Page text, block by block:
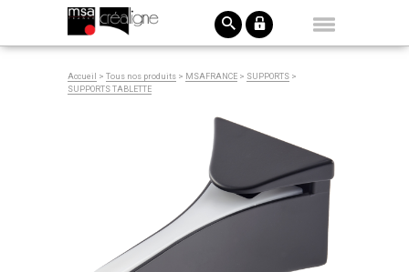
Accueil > Tous nos produits > MSAFRANCE > SUPPORTS >
SUPPORTS TABLETTE